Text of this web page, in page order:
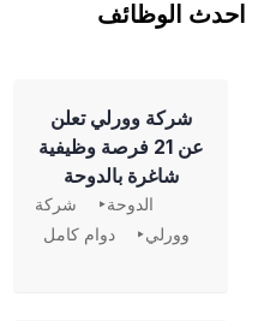
احدث الوظائف
شركة وورلي تعلن
عن 21 فرصة وظيفية
شاغرة بالدوحة
الدوحة
شركة
وورلي
دوام كامل